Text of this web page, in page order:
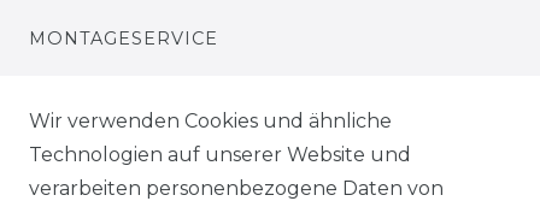
MONTAGESERVICE
BEZAHLUNG
Wir verwenden Cookies und ähnliche
Technologien auf unserer Website und
verarbeiten personenbezogene Daten von